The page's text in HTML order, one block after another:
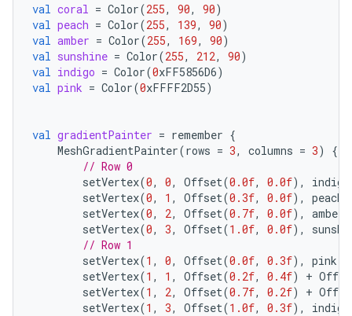
val coral = Color(255, 90, 90)
val peach = Color(255, 139, 90)
val amber = Color(255, 169, 90)
val sunshine = Color(255, 212, 90)
val indigo = Color(0xFF5856D6)
val pink = Color(0xFFFF2D55)
val gradientPainter = remember {
MeshGradientPainter(rows = 3, columns = 3)
{
// Row 0
setVertex(0, 0, Offset(0.0f, 0.0f), indigo
setVertex(0, 1 , Offset(0.3f, 0.0f), peach
setVertex(0, 2, Offset(0.7f, 0.0f), amber
setVertex(0, 3, Offset(1.0f, 0.0f),
// Row 1
setVertex(1 , 0, Offset(0.0f, 0.3f), pink
setVertex(1 , 1 , Offset(0.2f, 0.4f) +
setVertex(1 , 2, Offset(0.7f, 0.2f) +
setVertex(1 , 3, Offset(1.0f, 0.3f), indigo